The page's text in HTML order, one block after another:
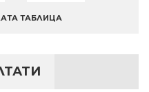
ТАБЛИЦА